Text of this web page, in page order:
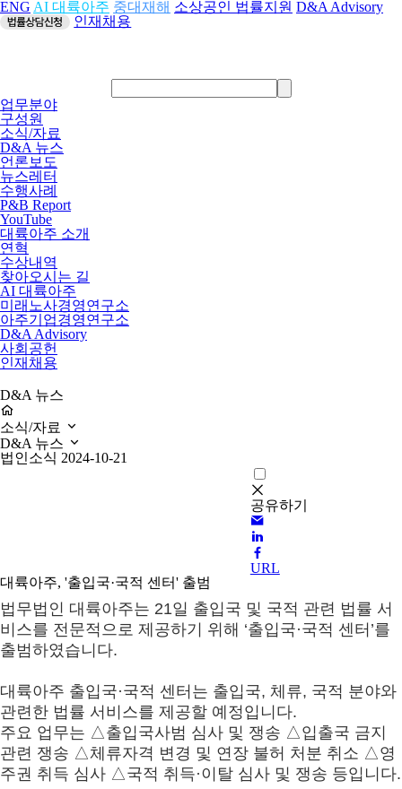
ENG AI 대륙아주 중대재해 소상공인 법률지원 D&A Advisory
인재채용
업무분야
구성원
소식/자료
D&A 뉴스
언론보도
뉴스레터
수행사례
P&B Report
YouTube
대륙아주 소개
연혁
수상내역
찾아오시는 길
AI 대륙아주
미래노사경영연구소
아주기업경영연구소
D&A Advisory
사회공헌
인재채용
D&A 뉴스
소식/자료
D&A 뉴스
법인소식 2024-10-21
공유하기
URL
대륙아주, '출입국·국적 센터' 출범
법무법인 대륙아주는 21일 출입국 및 국적 관련 법률 서
비스를 전문적으로 제공하기 위해 ‘출입국·국적 센터’를
출범하였습니다.
대륙아주 출입국·국적 센터는 출입국, 체류, 국적 분야와
관련한 법률 서비스를 제공할 예정입니다.
주요 업무는 △출입국사범 심사 및 쟁송 △입출국 금지
관련 쟁송 △체류자격 변경 및 연장 불허 처분 취소 △영
주권 취득 심사 △국적 취득·이탈 심사 및 쟁송 등입니다.